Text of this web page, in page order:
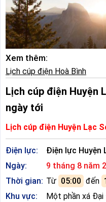
Xem thêm:
Lịch cúp điện Hoà Bình
Lịch cúp điện Huyện
ngày tới
Lịch cúp điện Huyện Lạc
Điện lực:
Điện lực Huyện
Ngày:
9 tháng 8 năm
Thời gian: Từ 05:00 đến
Khu vực:
Một phần xá